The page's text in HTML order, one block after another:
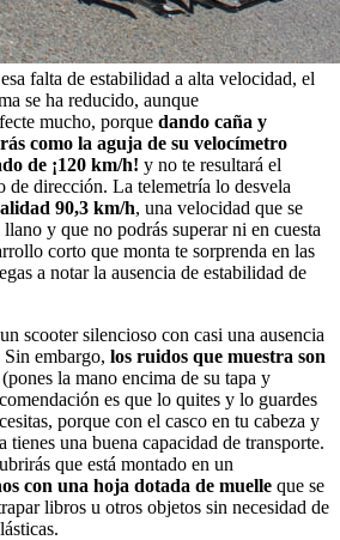
falta de estabilidad a alta velocidad, el
se ha reducido, aunque
mucho, porque dando caña y
como la aguja de su velocímetro
de ¡120 km/h! y no te resultará el
de dirección. La telemetría lo desvela
90,3 km/h, una velocidad que se
y que no podrás superar ni en cuesta
corto que monta te sorprenda en las
a notar la ausencia de estabilidad de
scooter silencioso con casi una ausencia
embargo, los ruidos que muestra son
(pones la mano encima de su tapa y
es que lo quites y lo guardes
porque con el casco en tu cabeza y
una buena capacidad de transporte.
que está montado en un
con una hoja dotada de muelle que se
libros u otros objetos sin necesidad de